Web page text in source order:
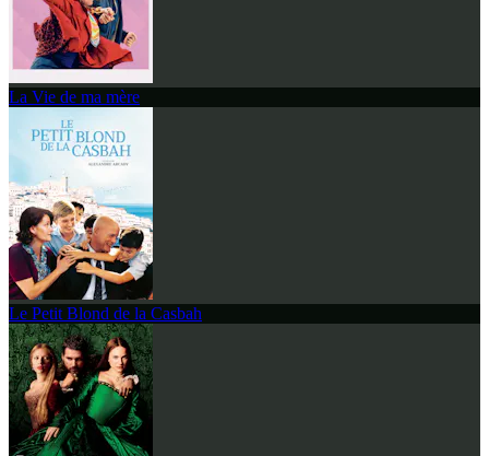
La Vie de ma mère
Le Petit Blond de la Casbah